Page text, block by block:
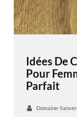
Idées De
Pour
Parfait
Domaine-